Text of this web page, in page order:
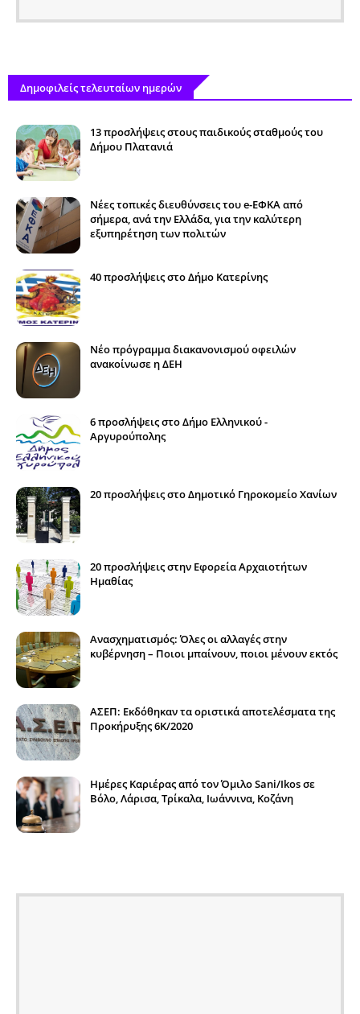
Δημοφιλείς τελευταίων ημερών
13 προσλήψεις στους παιδικούς σταθμούς του
Δήμου Πλατανιά
Νέες τοπικές διευθύνσεις του e-ΕΦΚΑ από
σήμερα, ανά την Ελλάδα, για την καλύτερη
εξυπηρέτηση των πολιτών
40 προσλήψεις στο Δήμο Κατερίνης
Νέο πρόγραμμα διακανονισμού οφειλών
ανακοίνωσε η ΔΕΗ
6 προσλήψεις στο Δήμο Ελληνικού -
Αργυρούπολης
20 προσλήψεις στο Δημοτικό Γηροκομείο Χανίων
20 προσλήψεις στην Εφορεία Αρχαιοτήτων
Ημαθίας
Ανασχηματισμός: Όλες οι αλλαγές στην
κυβέρνηση – Ποιοι μπαίνουν, ποιοι μένουν εκτός
ΑΣΕΠ: Εκδόθηκαν τα οριστικά αποτελέσματα της
Προκήρυξης 6Κ/2020
Ημέρες Καριέρας από τον Όμιλο Sani/Ikos σε
Βόλο, Λάρισα, Τρίκαλα, Ιωάννινα, Κοζάνη